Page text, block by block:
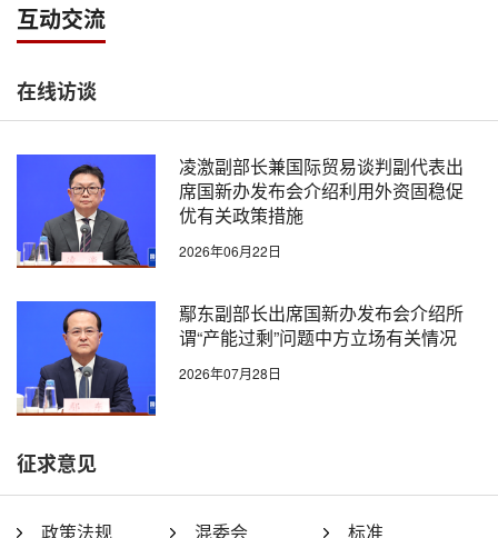
互动交流
在线访谈
凌激副部长兼国际贸易谈判副代表出
席国新办发布会介绍利用外资固稳促
优有关政策措施
2026年06月22日
鄢东副部长出席国新办发布会介绍所
谓“产能过剩”问题中方立场有关情况
2026年07月28日
征求意见
政策法规 混委会
标准